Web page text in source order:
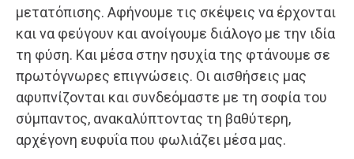
μετατόπισης. Αφήνουμε τις σκέψεις να έρχονται
και να φεύγουν και ανοίγουμε διάλογο με την ιδία
τη φύση. Και μέσα στην ησυχία της φτάνουμε σε
πρωτόγνωρες επιγνώσεις. Οι αισθήσεις μας
αφυπνίζονται και συνδεόμαστε με τη σοφία του
σύμπαντος, ανακαλύπτοντας τη βαθύτερη,
αρχέγονη ευφυΐα που φωλιάζει μέσα μας.